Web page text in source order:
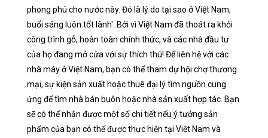
phong phú cho nước này. Đó là lý do tại sao ở Việt Nam,
buổi sáng luôn tốt lành'. Bởi vì Việt Nam đã thoát ra khỏi
công trình gỗ, hoàn toàn chính thức, và các nhà đầu tư
của họ đang mở cửa với sự thích thú! Để liên hệ với các
nhà máy ở Việt Nam, bạn có thể tham dự hội chợ thương
mại, sự kiện sản xuất hoặc thuê đại lý tìm nguồn cung
ứng để tìm nhà bán buôn hoặc nhà sản xuất hợp tác. Bạn
sẽ có thể nhận được một số chi tiết nếu ý tưởng sản
phẩm của bạn có thể được thực hiện tại Việt Nam và